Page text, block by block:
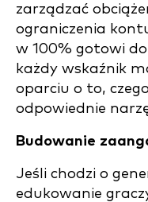
zarządzać
ograniczenia
w 100% gotowi
każdy wskaźnik
oparciu o to,
odpowiednie
Budowanie
Jeśli chodzi o
edukowanie